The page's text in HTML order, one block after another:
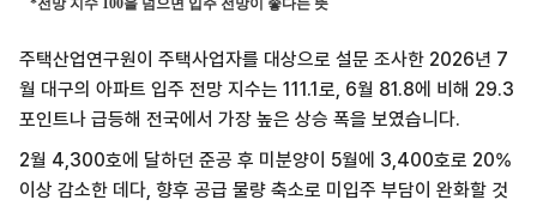
주택산업연구원이 주택사업자를 대상으로 설문 조사한 2026년 7
월 대구의 아파트 입주 전망 지수는 111.1로, 6월 81.8에 비해 29.3
포인트나 급등해 전국에서 가장 높은 상승 폭을 보였습니다.
2월 4,300호에 달하던 준공 후 미분양이 5월에 3,400호로 20%
이상 감소한 데다, 향후 공급 물량 축소로 미입주 부담이 완화할 것